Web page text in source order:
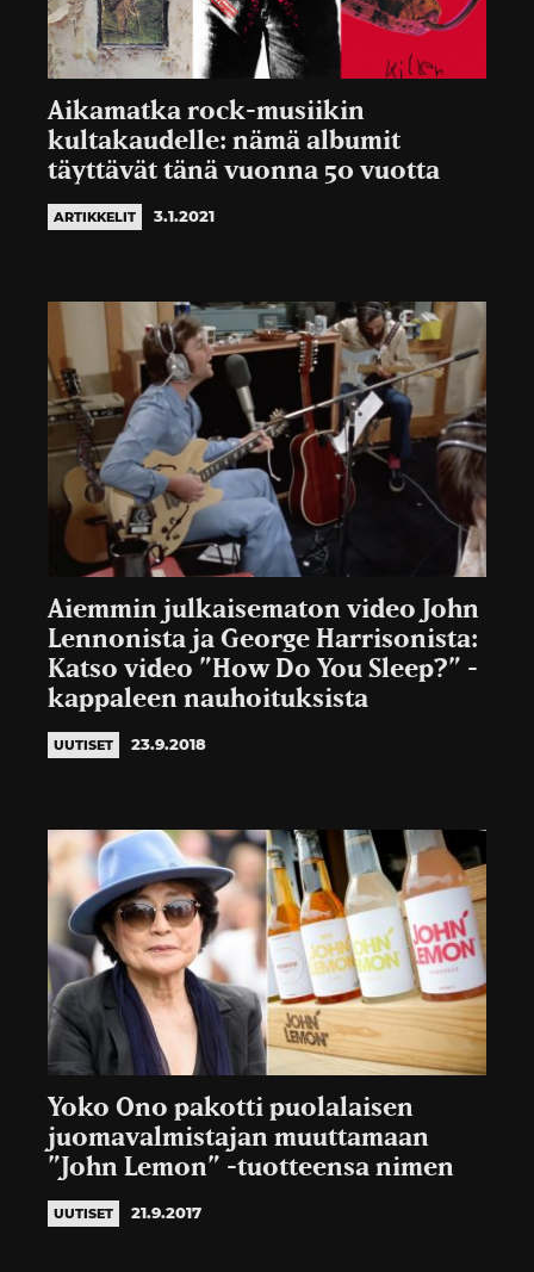
Aikamatka rock-musiikin
kultakaudelle: nämä albumit
täyttävät tänä vuonna 50 vuotta
ARTIKKELIT 3.1.2021
Aiemmin julkaisematon video John
Lennonista ja George Harrisonista:
Katso video ”How Do You Sleep?” -
kappaleen nauhoituksista
UUTISET 23.9.2018
Yoko Ono pakotti puolalaisen
juomavalmistajan muuttamaan
”John Lemon” -tuotteensa nimen
UUTISET 21.9.2017